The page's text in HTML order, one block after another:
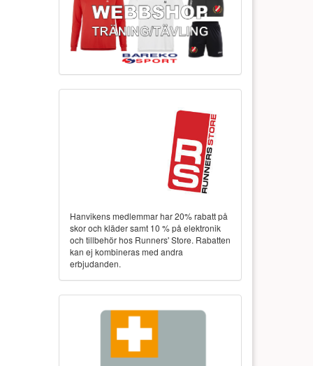
Hanvikens medlemmar har 20% rabatt på
skor och kläder samt 10 % på elektronik
och tillbehör hos Runners' Store. Rabatten
kan ej kombineras med andra
erbjudanden.